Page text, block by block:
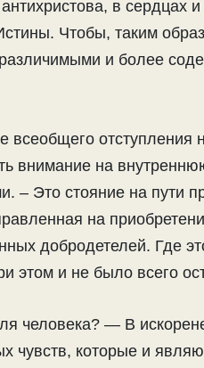
в сердцах
Чтобы, таким
и более
всеобщего отступления
внимание на
– Это стояние на пути
на
добродетелей. Где
этом и не было всего
человека? — В
чувств, которые и